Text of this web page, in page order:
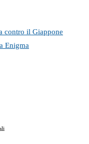
contro il Giappone
Enigma